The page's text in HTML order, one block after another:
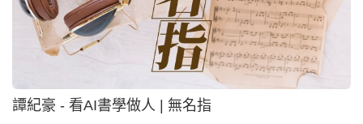
譚紀豪 - 看AI書學做人 | 無名指